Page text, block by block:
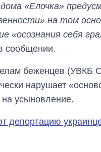
«Елочка»
на том
«осознания себя
сообщении.
беженцев
нарушает
на усыновление.
депортацию